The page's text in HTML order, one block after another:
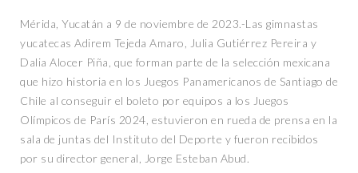
Mérida, Yucatán a 9 de noviembre de 2023.-Las gimnastas
yucatecas Adirem Tejeda Amaro, Julia Gutiérrez Pereira y
Dalia Alocer Piña, que forman parte de la selección mexicana
que hizo historia en los Juegos Panamericanos de Santiago de
Chile al conseguir el boleto por equipos a los Juegos
Olímpicos de París 2024, estuvieron en rueda de prensa en la
sala de juntas del Instituto del Deporte y fueron recibidos
por su director general, Jorge Esteban Abud.